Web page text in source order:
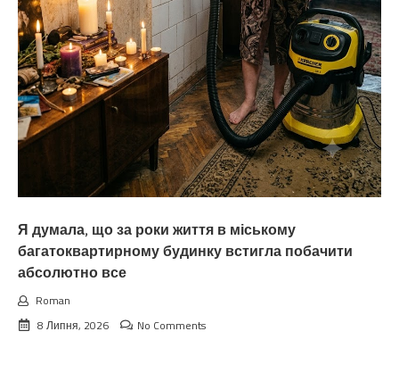
Я думала, що за роки життя в міському
багатоквартирному будинку встигла побачити
абсолютно все
Roman
8 Липня, 2026
No Comments